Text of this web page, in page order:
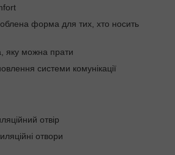
форма для тих, хто носить
яку можна прати
системи комунікації
отвір
отвори